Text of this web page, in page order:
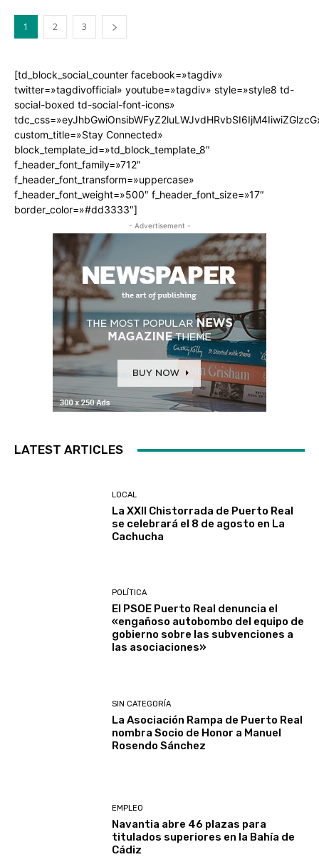
1 2 3
[td_block_social_counter facebook=»tagdiv»
twitter=»tagdivofficial» youtube=»tagdiv» style=»style8 td-
social-boxed td-social-font-icons»
custom_title=»Stay Connected»
block_template_id=»td_block_template_8″
f_header_font_family=»712″
f_header_font_transform=»uppercase»
f_header_font_weight=»500″ f_header_font_size=»17″
border_color=»#dd3333″]
- Advertisement -
LATEST ARTICLES
LOCAL
La XXII Chistorrada de Puerto Real
se celebrará el 8 de agosto en La
Cachucha
POLÍTICA
El PSOE Puerto Real denuncia el
«engañoso autobombo del equipo de
gobierno sobre las subvenciones a
las asociaciones»
SIN CATEGORÍA
La Asociación Rampa de Puerto Real
nombra Socio de Honor a Manuel
Rosendo Sánchez
EMPLEO
Navantia abre 46 plazas para
titulados superiores en la Bahía de
Cádiz